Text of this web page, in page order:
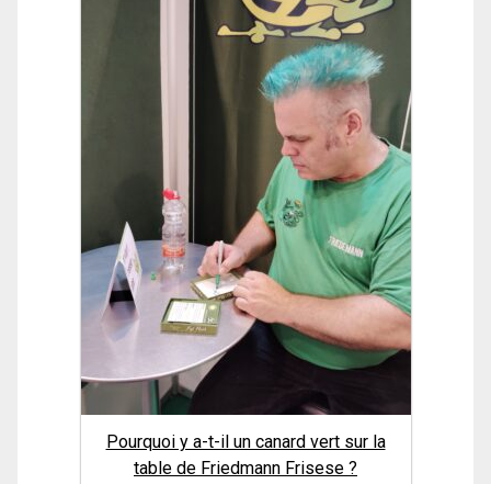
Pourquoi y a-t-il un canard vert sur la
table de Friedmann Frisese ?